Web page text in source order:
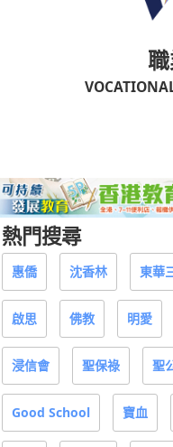
熱門搜尋
惠僑 沈香林 東華
啟思 佛教 明愛
浸信會 聖保祿 聖
Good School 寶血